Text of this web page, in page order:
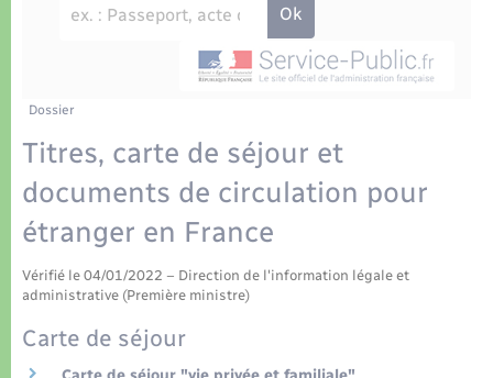
Eau - Assainissement
Transports scolaires
Logement - Urbanisme
Loisirs
Travaux - Autorisation d’occupation de l’espace
Présentation de la commune
Publications
La Communauté de communes
Dossier
Titres, carte de séjour et
documents de circulation pour
étranger en France
Vérifié le 04/01/2022 – Direction de l'information légale et
administrative (Première ministre)
Carte de séjour